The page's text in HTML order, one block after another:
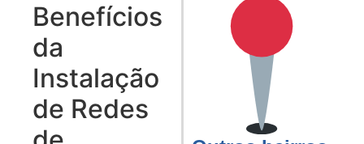
Benefícios
da
Instalação
de Redes